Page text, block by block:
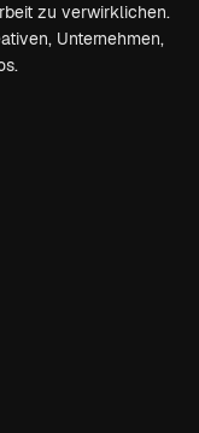
zu verwirklichen.
Unternehmen,